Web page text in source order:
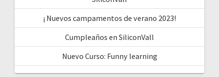
¡ Nuevos campamentos de verano 2023!
Cumpleaños en SiliconVall
Nuevo Curso: Funny learning